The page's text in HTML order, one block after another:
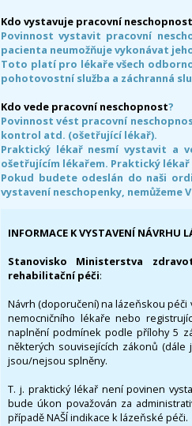
Kdo vystavuje pracovní neschopnost
Povinnost vystavit pracovní
pacienta neumožňuje vykonávat
Toto platí pro lékaře všech
pohotovostní služba a záchranná
Kdo vede pracovní neschopnost?
Povinnost vést pracovní
kontrol atd. (ošetřující lékař).
Praktický lékař nesmí vystavit a
ošetřujícím lékařem. Praktický
Pokud budete odeslán do naši
vystavení neschopenky, nemůžeme
INFORMACE K VYSTAVENÍ NÁVRHU
Stanovisko Ministerstva
rehabilitační péči:
Návrh (doporučení) na lázeňskou
nemocničního lékaře nebo
naplnění podmínek podle přílohy 5
některých souvisejících zákonů (dále
jsou/nejsou splněny.
T. j. praktický lékař není povinen
bude úkon považován za
případě NAŠÍ indikace k lázeňské péči.